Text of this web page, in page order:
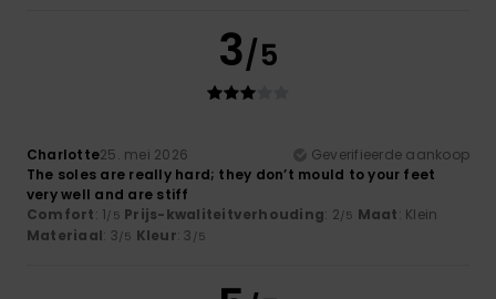
3/5
Charlotte25. mei 2026
Geverifieerde aankoop
The soles are really hard; they don’t mould to your feet
very well and are stiff
Comfort: 1/5 Prijs-kwaliteitverhouding: 2/5 Maat: Klein
Materiaal: 3/5 Kleur: 3 /5